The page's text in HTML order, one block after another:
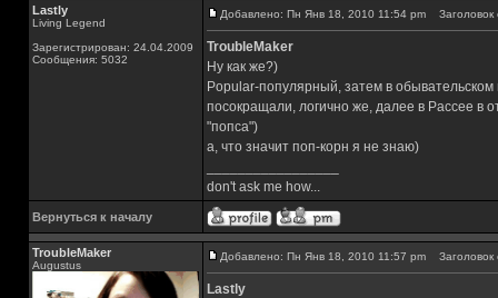
Lastly
Living Legend
Зарегистрирован: 24.04.2009
Сообщения: 5032
Добавлено: Пн Янв 18, 2010 11:54 pm Заголовок
TroubleMaker
Ну как же?)
Popular-популярный, затем в
посокращали, логично же, далее в Рассее в
"попса")
а, что значит поп-корн я не знаю)
don't ask me how...
Вернуться к началу
TroubleMaker
Augustus
Добавлено: Пн Янв 18, 2010 11:57 pm Заголовок
Lastly